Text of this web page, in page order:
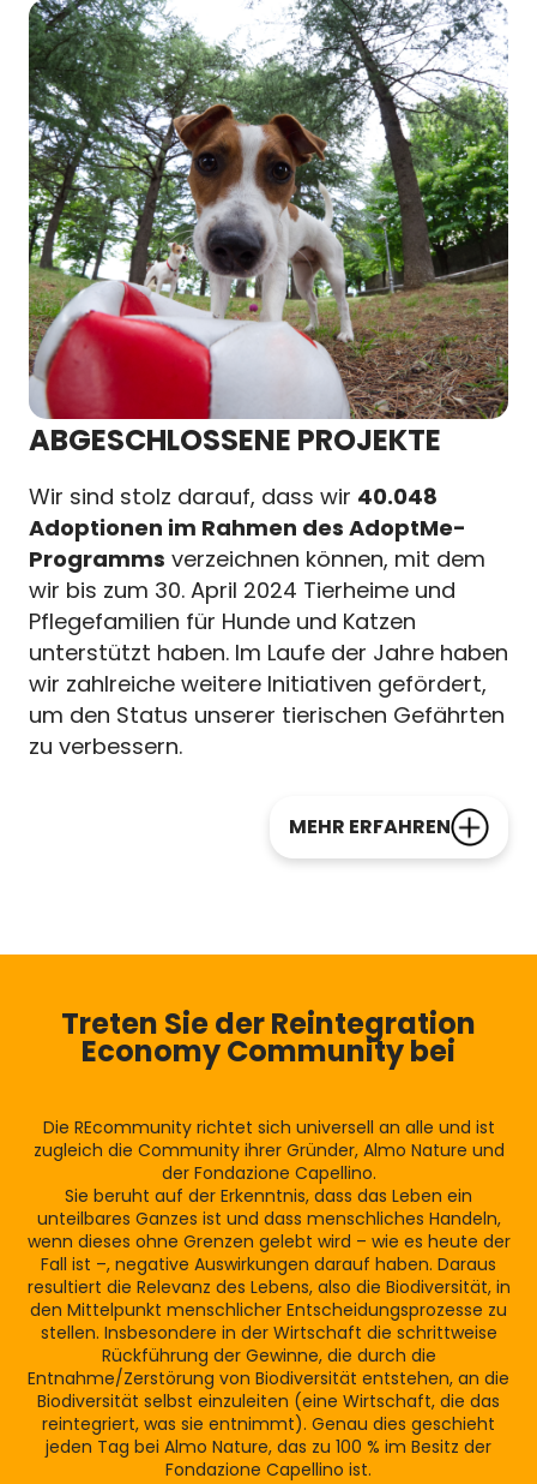
ABGESCHLOSSENE PROJEKTE
Wir sind stolz darauf, dass wir 40.048
Adoptionen im Rahmen des AdoptMe-
Programms verzeichnen können, mit dem
wir bis zum 30. April 2024 Tierheime und
Pflegefamilien für Hunde und Katzen
unterstützt haben. Im Laufe der Jahre haben
wir zahlreiche weitere Initiativen gefördert,
um den Status unserer tierischen Gefährten
zu verbessern.
MEHR ERFAHREN
Treten Sie der Reintegration
Economy Community bei
Die REcommunity richtet sich universell an alle und ist
zugleich die Community ihrer Gründer, Almo Nature und
der Fondazione Capellino.
Sie beruht auf der Erkenntnis, dass das Leben ein
unteilbares Ganzes ist und dass menschliches Handeln,
wenn dieses ohne Grenzen gelebt wird – wie es heute der
Fall ist –, negative Auswirkungen darauf haben. Daraus
resultiert die Relevanz des Lebens, also die Biodiversität, in
den Mittelpunkt menschlicher Entscheidungsprozesse zu
stellen. Insbesondere in der Wirtschaft die schrittweise
Rückführung der Gewinne, die durch die
Entnahme/Zerstörung von Biodiversität entstehen, an die
Biodiversität selbst einzuleiten (eine Wirtschaft, die das
reintegriert, was sie entnimmt). Genau dies geschieht
jeden Tag bei Almo Nature, das zu 100 % im Besitz der
Fondazione Capellino ist.